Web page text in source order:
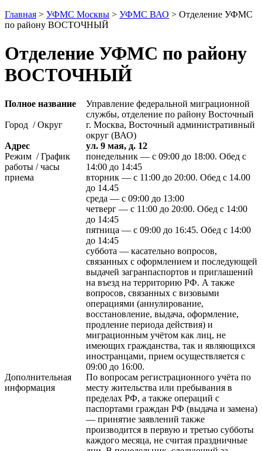
Главная > УФМС Москвы > УФМС ВАО > Отделение УФМС
по району ВОСТОЧНЫЙ
Отделение УФМС по району
ВОСТОЧНЫЙ
Полное название
Управление федеральной миграционной
службы, отделение по району Восточный
Город / Округ
г. Москва, Восточный административный
округ (ВАО)
Адрес
ул. 9 мая, д. 12
Режим / График
работы / часы
приема
понедельник — с 09:00 до 18:00. Обед с
14:00 до 14:45
вторник — с 11:00 до 20:00. Обед с 14.00
до 14.45
среда — с 09:00 до 13:00
четверг — с 11:00 до 20:00. Обед с 14:00
до 14:45
пятница — с 09:00 до 16:45. Обед с 14:00
до 14:45
суббота — касательно вопросов,
связанных с оформлением и последующей
выдачей загранпаспортов и приглашений
на въезд на территорию РФ. А также
вопросов, связанных с визовыми
операциями (аннулирование,
восстановление, выдача, оформление,
продление периода действия) и
миграционным учётом как лиц, не
имеющих гражданства, так и являющихся
иностранцами, прием осуществляется с
09:00 до 16:00.
Дополнительная
информация
По вопросам регистрационного учёта по
месту жительства или пребывания в
пределах РФ, а также операций с
паспортами граждан РФ (выдача и замена)
— принятие заявлений также
производится в первую и третью субботы
каждого месяца, не считая праздничные